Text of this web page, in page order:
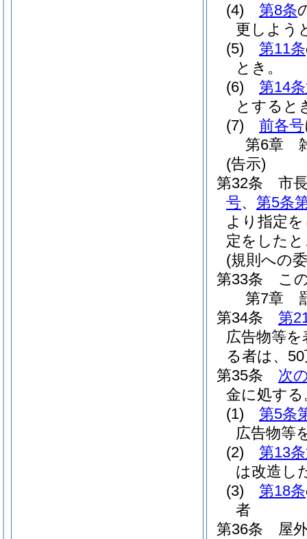
(4)
第8条
更しよう
(5)
第11条
とき。
(6)
第14
とすると
(7)
前各号
第6章
(告示)
第32条
市
号、 第5条
より指定
定をした
(規則への
第33条
こ
第7章
第34条
第
広告物等
る者は、
第35条
次
金に処する
(1)
第5条
広告物等
(2)
第13
は改造し
(3)
第18条
者
第36条
屋